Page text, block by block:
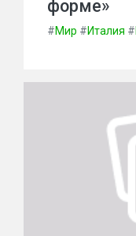
форме»
#Мир #Италия #